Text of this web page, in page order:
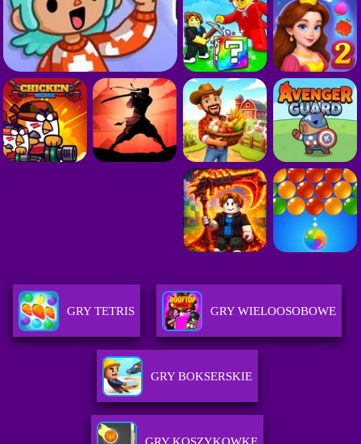
GRY TETRIS GRY WIELOOSOBOWE
GRY BOKSERSKIE